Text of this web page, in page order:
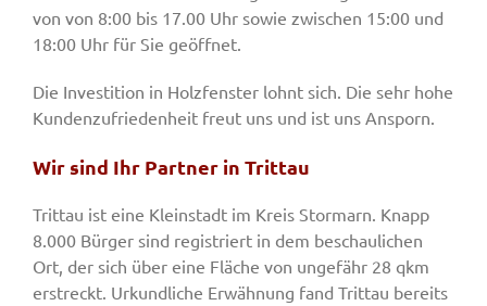
von von 8:00 bis 17.00 Uhr sowie zwischen 15:00 und
18:00 Uhr für Sie geöffnet.
Die Investition in Holzfenster lohnt sich. Die sehr hohe
Kundenzufriedenheit freut uns und ist uns Ansporn.
Wir sind Ihr Partner in Trittau
Trittau ist eine Kleinstadt im Kreis Stormarn. Knapp
8.000 Bürger sind registriert in dem beschaulichen
Ort, der sich über eine Fläche von ungefähr 28 qkm
erstreckt. Urkundliche Erwähnung fand Trittau bereits